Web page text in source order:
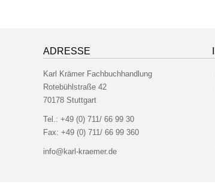
ADRESSE
Karl Krämer Fachbuchhandlung
Rotebühlstraße 42
70178 Stuttgart
Tel.: +49 (0) 711/ 66 99 30
Fax: +49 (0) 711/ 66 99 360
info@karl-kraemer.de